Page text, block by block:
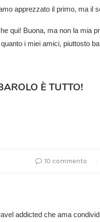
apprezzato il primo, ma il
qui! Buona, ma non la mia
i miei amici, piuttosto
È TUTTO!
10 commento
addicted che ama